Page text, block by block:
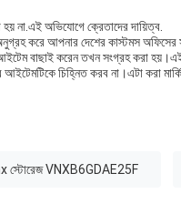
না.এই অভিযোগে ক্রেতাদের দায়িত্ব.
করে আপনার দেশের কাস্টমস অফিসের
বাছাই করেন তখন সংগ্রহ করা
চিহ্নিত করব না।এটা করা
স্টোরেজ VNXB6GDAE25F